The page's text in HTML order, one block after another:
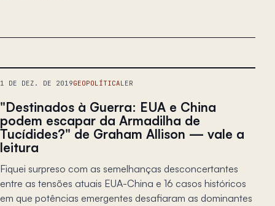
1 DE DEZ. DE 2019GEOPOLÍTICALER
"Destinados à Guerra: EUA e China
podem escapar da Armadilha de
Tucídides?" de Graham Allison — vale a
leitura
Fiquei surpreso com as semelhanças desconcertantes
entre as tensões atuais EUA-China e 16 casos históricos
em que potências emergentes desafiaram as dominantes